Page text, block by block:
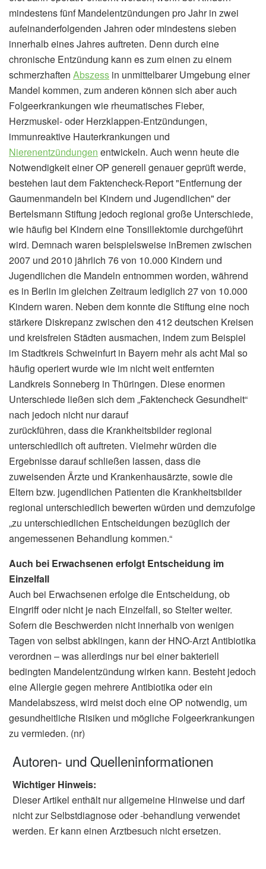
mindestens fünf Mandelentzündungen pro Jahr in zwei
aufeinanderfolgenden Jahren oder mindestens sieben
innerhalb eines Jahres auftreten. Denn durch eine
chronische Entzündung kann es zum einen zu einem
schmerzhaften Abszess in unmittelbarer Umgebung einer
Mandel kommen, zum anderen können sich aber auch
Folgeerkrankungen wie rheumatisches Fieber,
Herzmuskel- oder Herzklappen-Entzündungen,
immunreaktive Hauterkrankungen und
Nierenentzündungen entwickeln. Auch wenn heute die
Notwendigkeit einer OP generell genauer geprüft werde,
bestehen laut dem Faktencheck-Report "Entfernung der
Gaumenmandeln bei Kindern und Jugendlichen" der
Bertelsmann Stiftung jedoch regional große Unterschiede,
wie häufig bei Kindern eine Tonsillektomie durchgeführt
wird. Demnach waren beispielsweise inBremen zwischen
2007 und 2010 jährlich 76 von 10.000 Kindern und
Jugendlichen die Mandeln entnommen worden, während
es in Berlin im gleichen Zeitraum lediglich 27 von 10.000
Kindern waren. Neben dem konnte die Stiftung eine noch
stärkere Diskrepanz zwischen den 412 deutschen Kreisen
und kreisfreien Städten ausmachen, indem zum Beispiel
im Stadtkreis Schweinfurt in Bayern mehr als acht Mal so
häufig operiert wurde wie im nicht weit entfernten
Landkreis Sonneberg in Thüringen. Diese enormen
Unterschiede ließen sich dem „Faktencheck Gesundheit“
nach jedoch nicht nur darauf
zurückführen, dass die Krankheitsbilder regional
unterschiedlich oft auftreten. Vielmehr würden die
Ergebnisse darauf schließen lassen, dass die
zuweisenden Ärzte und Krankenhausärzte, sowie die
Eltern bzw. jugendlichen Patienten die Krankheitsbilder
regional unterschiedlich bewerten würden und demzufolge
„zu unterschiedlichen Entscheidungen bezüglich der
angemessenen Behandlung kommen.“
Auch bei Erwachsenen erfolgt Entscheidung im
Einzelfall
Auch bei Erwachsenen erfolge die Entscheidung, ob
Eingriff oder nicht je nach Einzelfall, so Stelter weiter.
Sofern die Beschwerden nicht innerhalb von wenigen
Tagen von selbst abklingen, kann der HNO-Arzt Antibiotika
verordnen – was allerdings nur bei einer bakteriell
bedingten Mandelentzündung wirken kann. Besteht jedoch
eine Allergie gegen mehrere Antibiotika oder ein
Mandelabszess, wird meist doch eine OP notwendig, um
gesundheitliche Risiken und mögliche Folgeerkrankungen
zu vermieden. (nr)
Autoren- und Quelleninformationen
Wichtiger Hinweis:
Dieser Artikel enthält nur allgemeine Hinweise und darf
nicht zur Selbstdiagnose oder -behandlung verwendet
werden. Er kann einen Arztbesuch nicht ersetzen.